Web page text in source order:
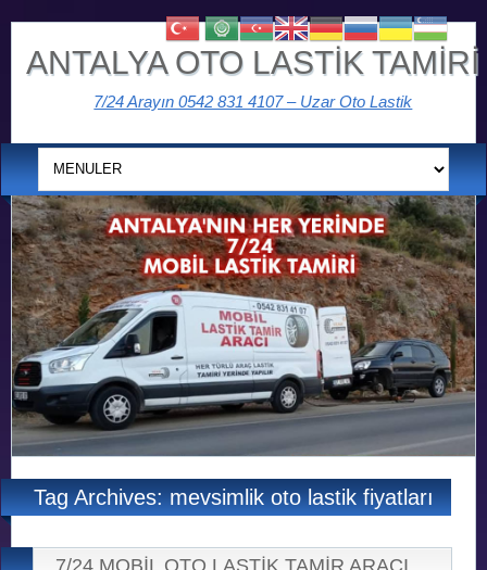
ANTALYA OTO LASTİK TAMİRİ
7/24 Arayın 0542 831 4107 – Uzar Oto Lastik
Tag Archives: mevsimlik oto lastik fiyatları